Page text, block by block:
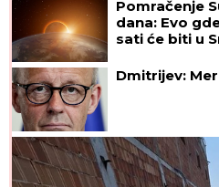
vreme,
paradajz ne